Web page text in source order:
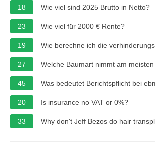
18 Wie viel sind 2025 Brutto in Netto?
23 Wie viel für 2000 € Rente?
19 Wie berechne ich die
27 Welche Baumart nimmt am
45 Was bedeutet Berichtspflicht bei
20 Is insurance no VAT or 0%?
33 Why don't Jeff Bezos do hair